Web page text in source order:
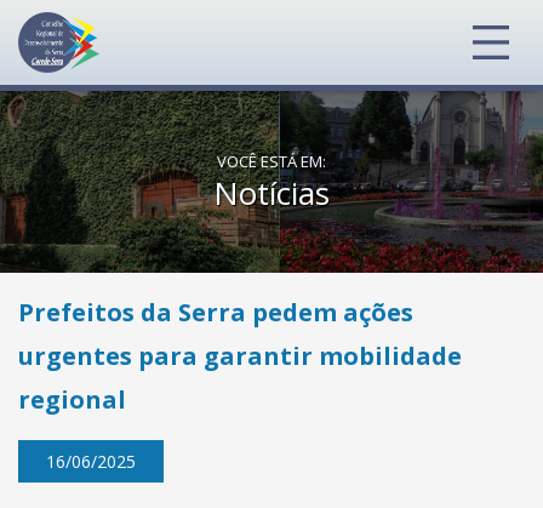
VOCÊ ESTÁ EM:
Notícias
Prefeitos da Serra pedem ações
urgentes para garantir mobilidade
regional
16/06/2025